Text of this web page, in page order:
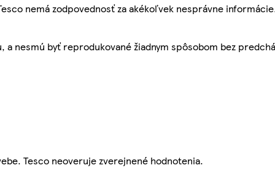
nemá zodpovednosť za akékoľvek nesprávne
nesmú byť reprodukované žiadnym spôsobom bez
Tesco neoveruje zverejnené hodnotenia.